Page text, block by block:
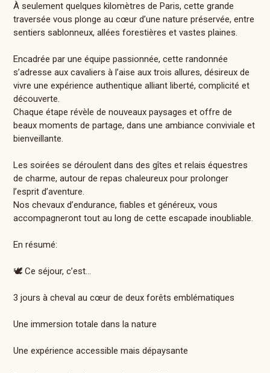
À seulement quelques kilomètres de Paris, cette grande
traversée vous plonge au cœur d’une nature préservée, entre
sentiers sablonneux, allées forestières et vastes plaines.
Encadrée par une équipe passionnée, cette randonnée
s’adresse aux cavaliers à l’aise aux trois allures, désireux de
vivre une expérience authentique alliant liberté, complicité et
découverte.
Chaque étape révèle de nouveaux paysages et offre de
beaux moments de partage, dans une ambiance conviviale et
bienveillante.
Les soirées se déroulent dans des gîtes et relais équestres
de charme, autour de repas chaleureux pour prolonger
l’esprit d’aventure.
Nos chevaux d’endurance, fiables et généreux, vous
accompagneront tout au long de cette escapade inoubliable.
En résumé:
🕊️ Ce séjour, c’est…
3 jours à cheval au cœur de deux forêts emblématiques
Une immersion totale dans la nature
Une expérience accessible mais dépaysante